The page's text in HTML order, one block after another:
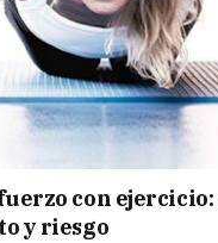
con
y riesgo